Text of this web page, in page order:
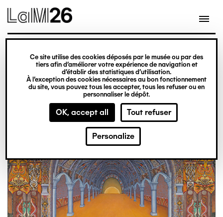
Gestion des cookies
Ce site utilise des cookies déposés par le musée ou par des
tiers afin d’améliorer votre expérience de navigation et
d’établir des statistiques d’utilisation.
À l’exception des cookies nécessaires au bon fonctionnement
du site, vous pouvez tous les accepter, tous les refuser ou en
personnaliser le dépôt.
OK, accept all Tout refuser
Personalize
Skip
main
content
exhibition
From 20 February 2026
to 31 December 2027
Obsession
Ticket office